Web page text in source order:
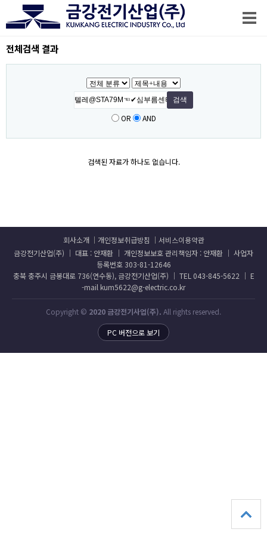
전체검색 결과
OR AND
검색된 자료가 하나도 없습니다.
회사소개 개인정보취급방침
서비스이용약관
금강전기산업(주) │ 대표 : 안재환 │ 개인정보보호 관리책임자 : 안재환 │ 사업자
등록번호 303-81-12646
충북 충주시 금봉대로 736(연수동), 금강전기산업(주) │ TEL 043-845-5622 │ E
-mail kum5622@g-electric.co.kr
Copyright © 2020 금강전기사업(주). All rights reserved.
PC 버전으로 보기